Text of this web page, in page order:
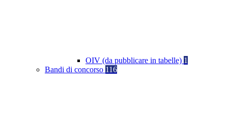
OIV (da pubblicare in tabelle) 1
Bandi di concorso 116